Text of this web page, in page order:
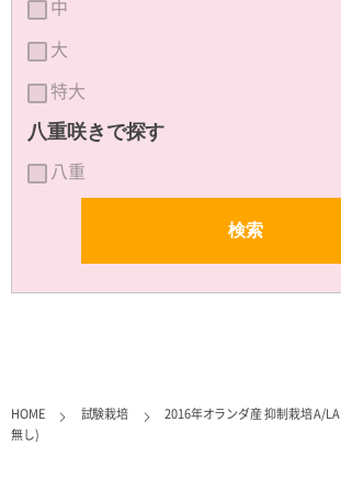
中
大
特大
八重咲きで探す
八重
HOME 試験栽培 2016年オランダ産 抑制栽培 A/LA
無し)